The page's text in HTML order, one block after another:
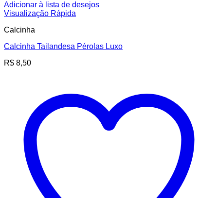
Adicionar à lista de desejos
Visualização Rápida
Calcinha
Calcinha Tailandesa Pérolas Luxo
R$ 8,50